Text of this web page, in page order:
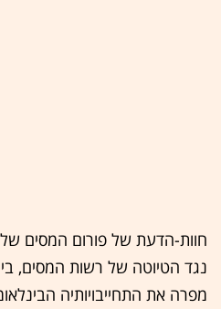
חוות-הדעת של פורום המסים של
נגד הטיוטה של רשות המסים,
מפרה את התחייבויותיה